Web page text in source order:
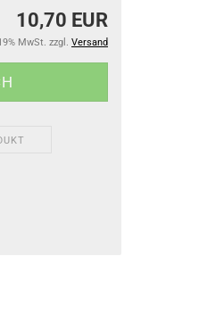
10,70 EUR
MwSt. zzgl. Versand